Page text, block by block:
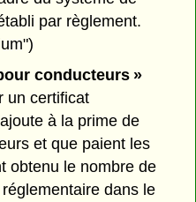
par règlement.
conducteurs »
un certificat
à la prime de
et que paient les
obtenu le nombre de
dans le